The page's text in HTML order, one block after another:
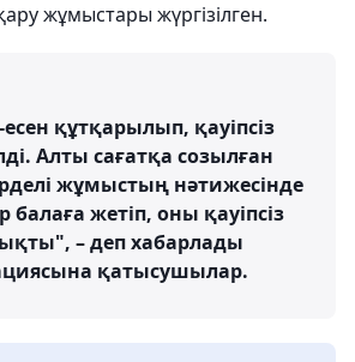
жұмыстары жүргізілген.
құтқарылып, қауіпсіз
Алты сағатқа созылған
жұмыстың нәтижесінде
жетіп, оны қауіпсіз
– деп хабарлады
қатысушылар.